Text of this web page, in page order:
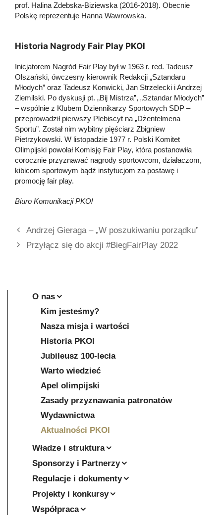
prof. Halina Zdebska-Biziewska (2016-2018). Obecnie
Polskę reprezentuje Hanna Wawrowska.
Historia Nagrody Fair Play PKOl
Inicjatorem Nagród Fair Play był w 1963 r. red. Tadeusz
Olszański, ówczesny kierownik Redakcji „Sztandaru
Młodych” oraz Tadeusz Konwicki, Jan Strzelecki i Andrzej
Ziemilski. Po dyskusji pt. „Bij Mistrza”, „Sztandar Młodych”
– wspólnie z Klubem Dziennikarzy Sportowych SDP –
przeprowadził pierwszy Plebiscyt na „Dżentelmena
Sportu”. Został nim wybitny pięściarz Zbigniew
Pietrzykowski. W listopadzie 1977 r. Polski Komitet
Olimpijski powołał Komisję Fair Play, która postanowiła
corocznie przyznawać nagrody sportowcom, działaczom,
kibicom sportowym bądź instytucjom za postawę i
promocję fair play.
Biuro Komunikacji PKOl
Andrzej Gieraga – „W poszukiwaniu porządku”
Przyłącz się do akcji #BiegFairPlay 2022
O nas
Kim jesteśmy?
Nasza misja i wartości
Historia PKOl
Jubileusz 100-lecia
Warto wiedzieć
Apel olimpijski
Zasady przyznawania patronatów
Wydawnictwa
Aktualności PKOl
Władze i struktura
Sponsorzy i Partnerzy
Regulacje i dokumenty
Projekty i konkursy
Współpraca